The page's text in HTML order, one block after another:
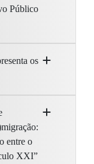
Público
os
entre o
XXI”